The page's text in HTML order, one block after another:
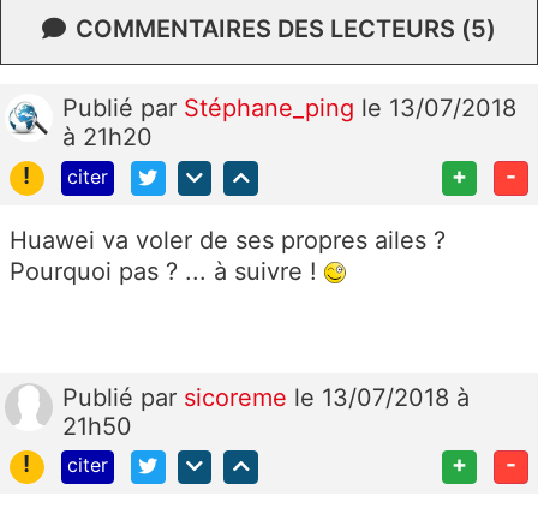
COMMENTAIRES DES LECTEURS (5)
Publié par Stéphane_ping le 13/07/2018
à 21h20
!
citer + -
Huawei va voler de ses propres ailes ?
Pourquoi pas ? ... à suivre !
Publié par sicoreme le 13/07/2018 à
21h50
!
citer + -